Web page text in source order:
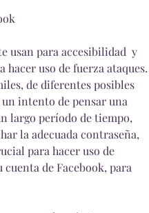
usan para accesibilidad  y
hacer uso de fuerza ataques.
de diferentes posibles
intento de pensar una
largo período de tiempo,
la adecuada contraseña,
para hacer uso de
de Facebook, para